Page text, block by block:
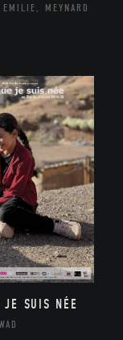
EMILIE, MEYNARD
JE SUIS NÉE